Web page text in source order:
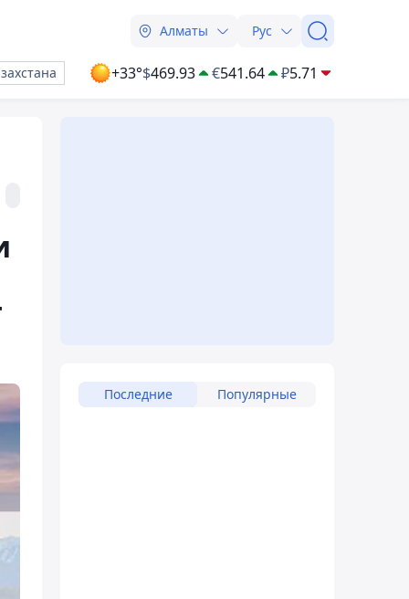
Алматы Рус
+33°$469.93 €541.64 ₽5.71
Последние Популярные